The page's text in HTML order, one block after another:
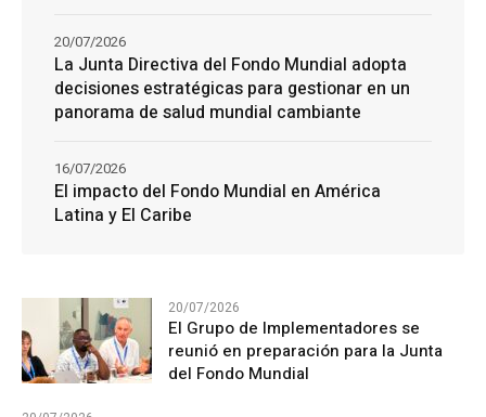
La Junta Directiva del Fondo Mundial adopta
decisiones estratégicas para gestionar en un
panorama de salud mundial cambiante
20/07/2026
El impacto del Fondo Mundial en América
Latina y El Caribe
16/07/2026
20/07/2026
El Grupo de Implementadores se
reunió en preparación para la Junta
del Fondo Mundial